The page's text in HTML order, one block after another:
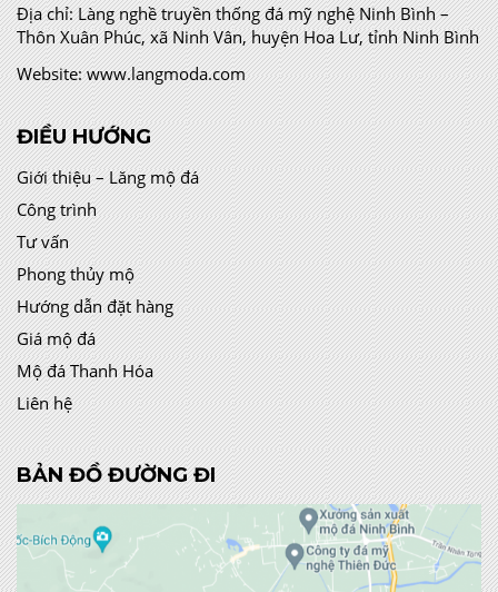
Địa chỉ:Làng nghề truyền thống đá mỹ nghệ Ninh Bình –
Thôn Xuân Phúc, xã Ninh Vân, huyện Hoa Lư, tỉnh Ninh Bình
Website: www.langmoda.com
ĐIỀU HƯỚNG
Giới thiệu – Lăng mộ đá
Công trình
Tư vấn
Phong thủy mộ
Hướng dẫn đặt hàng
Giá mộ đá
Mộ đá Thanh Hóa
Liên hệ
BẢN ĐỒ ĐƯỜNG ĐI